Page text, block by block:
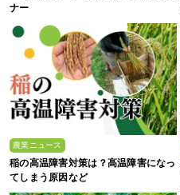
ナー
農業ニュース
稲の高温障害対策は？高温障害になっ
てしまう原因など